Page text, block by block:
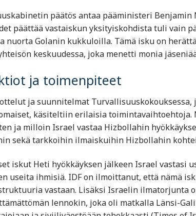
päätös antaa pääministeri
päättää vastaiskun yksityiskohdista tuli vain
nuorta Golanin kukkuloilla. Tämä isku on
keskuudessa, joka menetti monia
ja toimenpiteet
ja suunnitelmat
käsiteltiin erilaisia toimintavaihtoehtoja.
ja milloin Israel vastaa Hizbollahin
sekä tarkkoihin ilmaiskuihin Hizbollahin
iskut Heti hyökkäyksen jälkeen Israel vastasi
useita ihmisiä. IDF on ilmoittanut, että nämä
vastaan. Lisäksi Israelin ilmatorjunta
lennokin, joka oli matkalla Länsi-